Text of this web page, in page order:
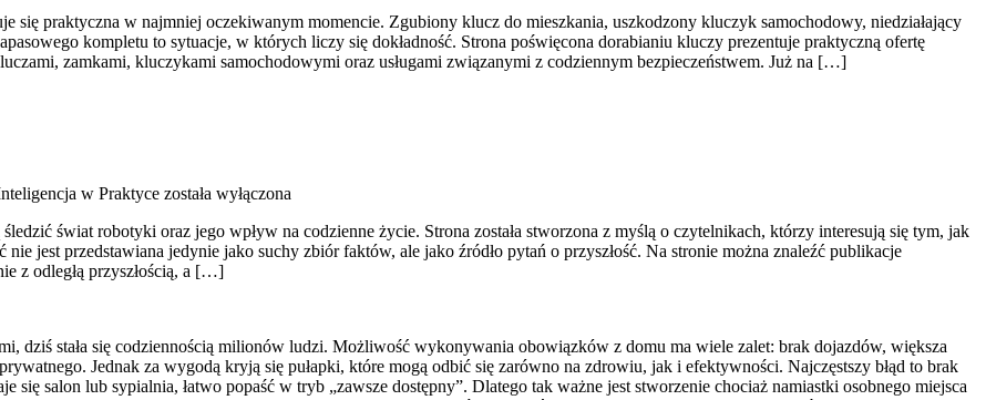
się praktyczna w najmniej oczekiwanym momencie. Zgubiony klucz do mieszkania, uszkodzony kluczyk samochodowy, niedziałający
kompletu to sytuacje, w których liczy się dokładność. Strona poświęcona dorabianiu kluczy prezentuje praktyczną ofertę
zamkami, kluczykami samochodowymi oraz usługami związanymi z codziennym bezpieczeństwem. Już na […]
w Praktyce została wyłączona
świat robotyki oraz jego wpływ na codzienne życie. Strona została stworzona z myślą o czytelnikach, którzy interesują się tym, jak
jest przedstawiana jedynie jako suchy zbiór faktów, ale jako źródło pytań o przyszłość. Na stronie można znaleźć publikacje
z odległą przyszłością, a […]
dziś stała się codziennością milionów ludzi. Możliwość wykonywania obowiązków z domu ma wiele zalet: brak dojazdów, większa
Jednak za wygodą kryją się pułapki, które mogą odbić się zarówno na zdrowiu, jak i efektywności. Najczęstszy błąd to brak
się salon lub sypialnia, łatwo popaść w tryb „zawsze dostępny”. Dlatego tak ważne jest stworzenie chociaż namiastki osobnego miejsca